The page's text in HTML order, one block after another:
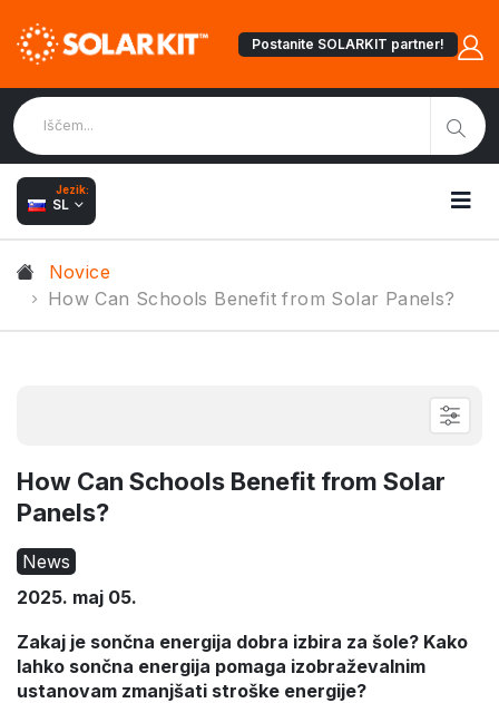
Postanite SOLARKIT partner!
Jezik:
SL
Novice
How Can Schools Benefit from Solar Panels?
How Can Schools Benefit from Solar
Panels?
News
2025. maj 05.
Zakaj je sončna energija dobra izbira za šole? Kako
lahko sončna energija pomaga izobraževalnim
ustanovam zmanjšati stroške energije?